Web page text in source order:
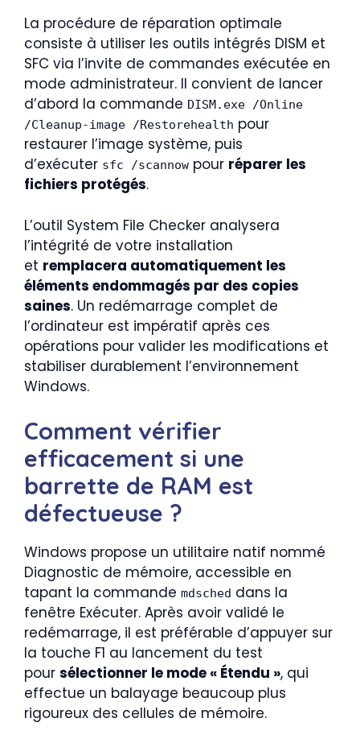
La procédure de réparation optimale
consiste à utiliser les outils intégrés DISM et
SFC via l’invite de commandes exécutée en
mode administrateur. Il convient de lancer
d’abord la commande DISM.exe /Online
/Cleanup-image /Restorehealth pour
restaurer l’image système, puis
d’exécuter sfc /scannow pour réparer les
fichiers protégés.
L’outil System File Checker analysera
l’intégrité de votre installation
et remplacera automatiquement les
éléments endommagés par des copies
saines. Un redémarrage complet de
l’ordinateur est impératif après ces
opérations pour valider les modifications et
stabiliser durablement l’environnement
Windows.
Comment vérifier
efficacement si une
barrette de RAM est
défectueuse ?
Windows propose un utilitaire natif nommé
Diagnostic de mémoire, accessible en
tapant la commande mdsched dans la
fenêtre Exécuter. Après avoir validé le
redémarrage, il est préférable d’appuyer sur
la touche F1 au lancement du test
pour sélectionner le mode « Étendu », qui
effectue un balayage beaucoup plus
rigoureux des cellules de mémoire.